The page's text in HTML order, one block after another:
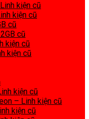
kiện cũ
kiện cũ
cũ
cũ
kiện cũ
kiện cũ
kiện cũ
– Linh kiện cũ
kiện cũ